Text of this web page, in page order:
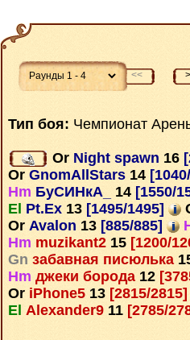
<<
Тип боя: Чемпионат
Or Night spawn 16
Or GnomAllStars 14
Hm БуСИНкА_ 14 [1550/
El Pt.Ex 13 [1495/1495]
Or Avalon 13 [885/885]
Hm muzikant2 15 [1200/
Gn забавная писюлька
Hm джеки борода 12
Or iPhone5 13 [2815/2815]
El Alexander9 11 [2785/